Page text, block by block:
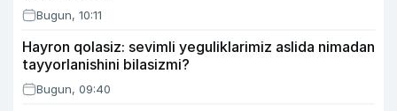
Bugun, 10:11
Hayron qolasiz: sevimli yeguliklarimiz aslida nimadan
tayyorlanishini bilasizmi?
Bugun, 09:40